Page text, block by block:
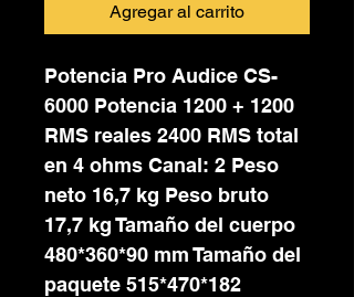
Agregar al carrito
Potencia Pro Audice CS-
6000 Potencia 1200 + 1200
RMS reales 2400 RMS total
en 4 ohms Canal: 2 Peso
neto 16,7 kg Peso bruto
17,7 kg Tamaño del cuerpo
480*360*90 mm Tamaño del
paquete 515*470*182